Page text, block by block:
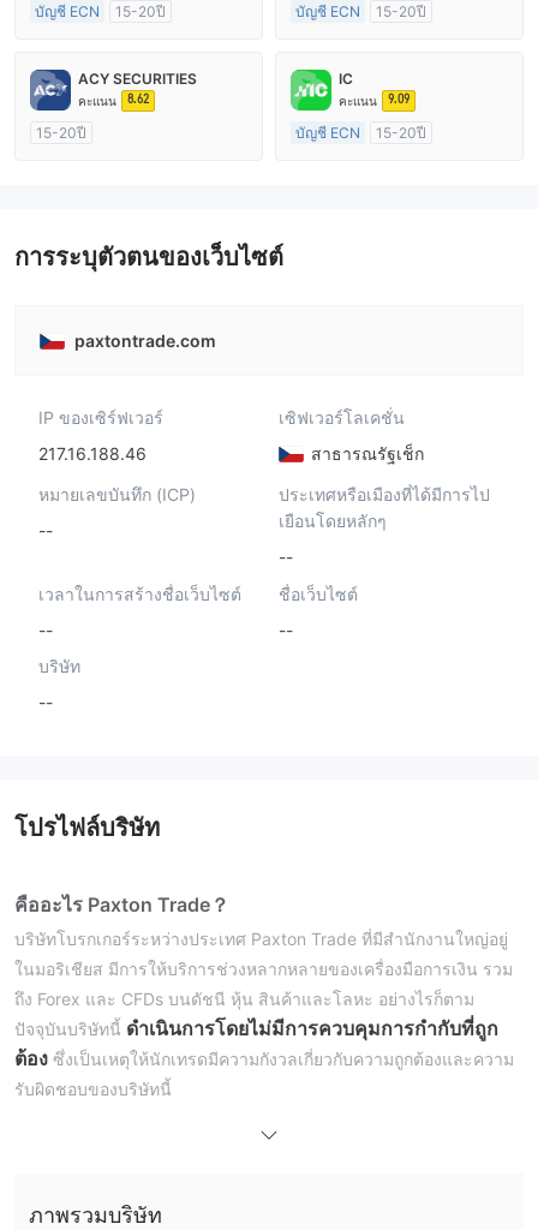
บัญชี ECN
15-20ปี
ใบอนุญาต MT4 แบบเต็ม
บัญชี ECN
15-20ปี
ใบอนุญาต MT4 แบบเต็ม
ACY SECURITIES
คะแนน 8.62
15-20ปี
IC
คะแนน 9.09
บัญชี ECN
15-20ปี
การระบุตัวตนของเว็บไซต์
paxtontrade.com
IP ของเซิร์ฟเวอร์
217.16.188.46
เซิฟเวอร์โลเคชั่น
สาธารณรัฐเช็ก
หมายเลขบันทึก (ICP)
--
ประเทศหรือเมืองที่ได้มีการไป
เยือนโดยหลักๆ
--
เวลาในการสร้างชื่อเว็บไซต์
--
ชื่อเว็บไซต์
--
บริษัท
--
โปรไฟล์บริษัท
คืออะไร Paxton Trade？
บริษัทโบรกเกอร์ระหว่างประเทศ Paxton Trade ที่มีสำนักงานใหญ่อยู่
ในมอริเชียส มีการให้บริการช่วงหลากหลายของเครื่องมือการเงิน รวม
ถึง Forex และ CFDs บนดัชนี หุ้น สินค้าและโลหะ อย่างไรก็ตาม
ปัจจุบันบริษัทนี้ ดำเนินการโดยไม่มีการควบคุมการกำกับที่ถูก
ต้อง ซึ่งเป็นเหตุให้นักเทรดมีความกังวลเกี่ยวกับความถูกต้องและความ
รับผิดชอบของบริษัทนี้
คุณค่า ในสรุป เราจะให้สรุปย่อๆ ที่เน้นข้อดีและข้อเสียของโบรกเกอร์
ภาพรวมบริษัท